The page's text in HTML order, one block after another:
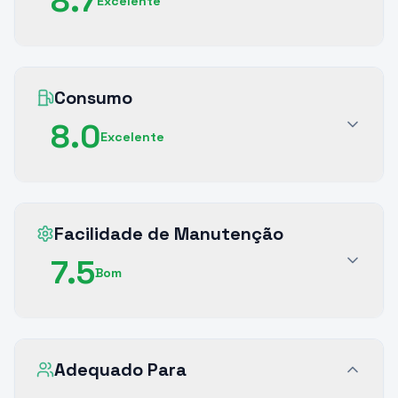
Consumo
8.0Excelente
Facilidade de Manutenção
7.5Bom
Adequado Para